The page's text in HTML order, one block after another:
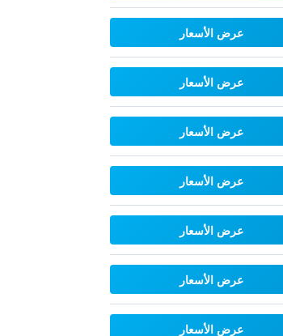
عرض الأسعار
عرض الأسعار
عرض الأسعار
عرض الأسعار
عرض الأسعار
عرض الأسعار
عرض الأسعار